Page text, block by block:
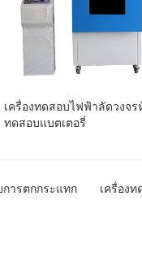
เครื่องทดสอบไฟฟ้าลัดวงจร
ทดสอบแบตเตอรี่
การตกกระแทก
เครื่อง